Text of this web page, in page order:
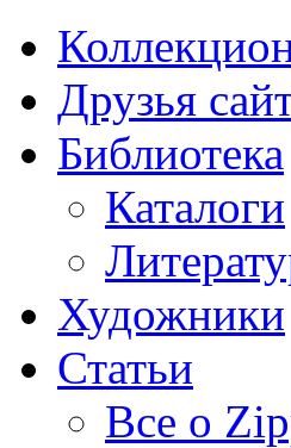
Друзья
Библиотека
Каталоги
Художники
Статьи
Все о